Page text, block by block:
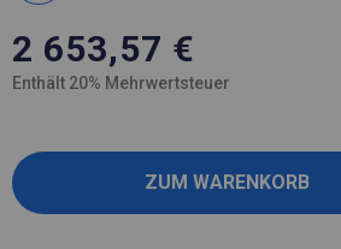
2 653,57 €
Enthält 20% Mehrwertsteuer